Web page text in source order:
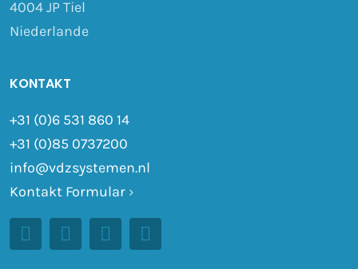
4004 JP Tiel
Niederlande
KONTAKT
+31 (0)6 531 860 14
+31 (0)85 0737200
info@vdzsystemen.nl
Kontakt Formular›